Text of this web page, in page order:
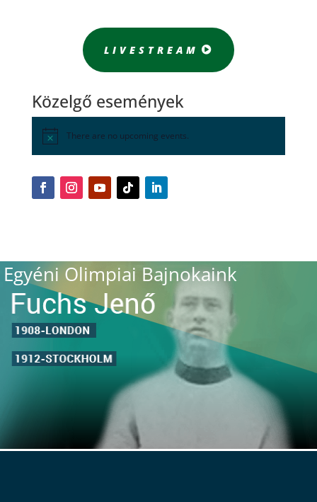
LIVESTREAM
Közelgő események
There are no upcoming events.
Egyéni Olimpiai Bajnokaink